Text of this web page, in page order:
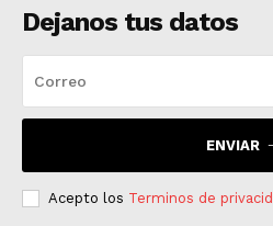
Dejanos tus datos
ENVIAR
Acepto los Terminos de